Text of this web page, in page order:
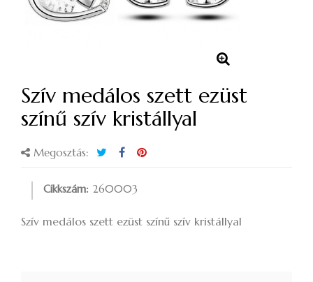
Szív medálos szett ezüst
színű szív kristállyal
Megosztás:
Cikkszám: 260003
Szív medálos szett ezüst színű szív kristállyal